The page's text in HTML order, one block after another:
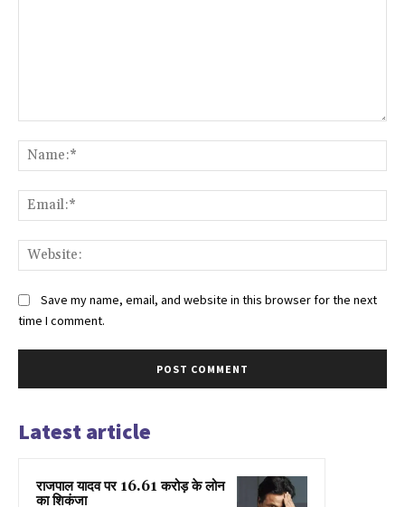
Save my name, email, and website in this browser for the next
time I comment.
Latest article
राजपाल यादव पर 16.61 करोड़ के लोन
का शिकंजा